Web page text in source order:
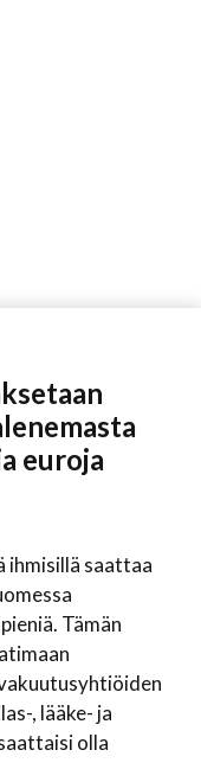
euroja
ihmisillä saattaa
Tämän
, lääke- ja
olla